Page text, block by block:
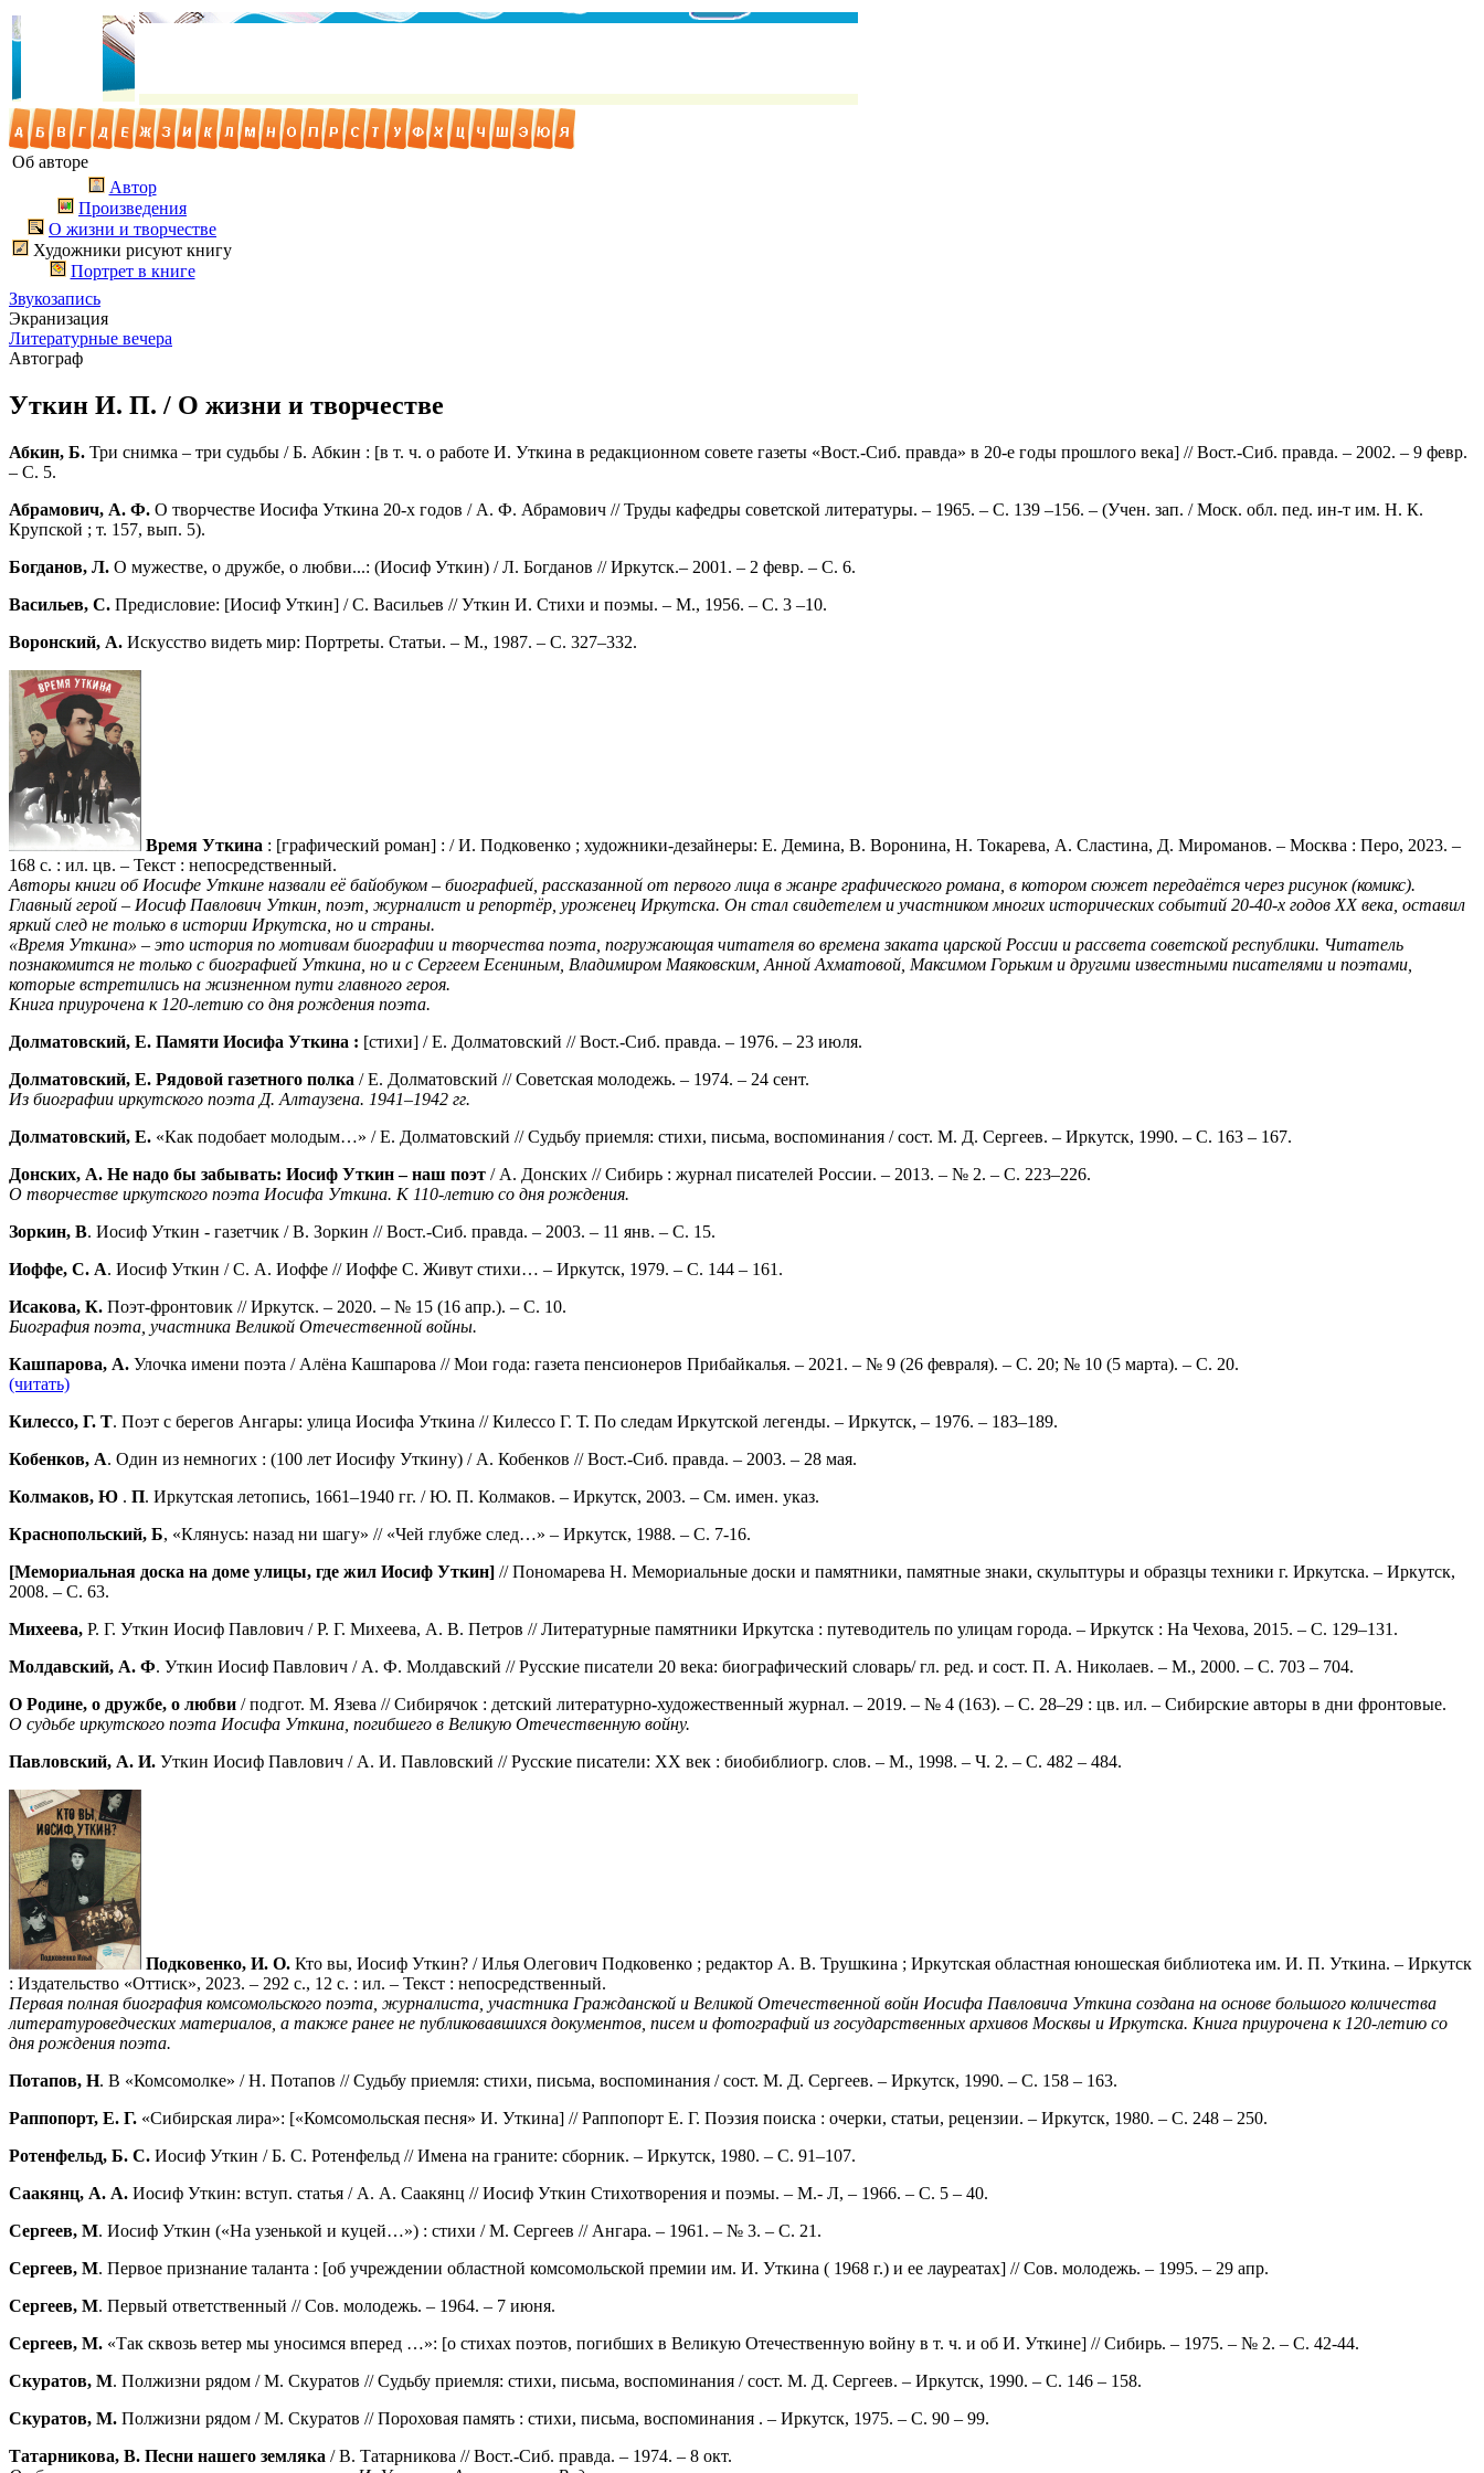
Об авторе
Автор
Произведения
О жизни и творчестве
Художники рисуют книгу
Портрет в книге
Звукозапись
Экранизация
Литературные вечера
Автограф
Уткин И. П. / О жизни и творчестве
Абкин, Б. Три снимка – три судьбы / Б. Абкин : [в т. ч. о работе И. Уткина в редакционном совете газеты «Вост.-Сиб. правда» в 20-е годы прошлого века] // Вост.-Сиб. правда. – 2002. – 9 февр.
– С. 5.
Абрамович, А. Ф. О творчестве Иосифа Уткина 20-х годов / А. Ф. Абрамович // Труды кафедры советской литературы. – 1965. – С. 139 –156. – (Учен. зап. / Моск. обл. пед. ин-т им. Н. К.
Крупской ; т. 157, вып. 5).
Богданов, Л. О мужестве, о дружбе, о любви...: (Иосиф Уткин) / Л. Богданов // Иркутск.– 2001. – 2 февр. – С. 6.
Васильев, С. Предисловие: [Иосиф Уткин] / С. Васильев // Уткин И. Стихи и поэмы. – М., 1956. – С. 3 –10.
Воронский, А. Искусство видеть мир: Портреты. Статьи. – М., 1987. – С. 327–332.
Время Уткина : [графический роман] : / И. Подковенко ; художники-дезайнеры: Е. Демина, В. Воронина, Н. Токарева, А. Сластина, Д. Мироманов. – Москва : Перо, 2023. –
168 с. : ил. цв. – Текст : непосредственный.
Авторы книги об Иосифе Уткине назвали её байобуком – биографией, рассказанной от первого лица в жанре графического романа, в котором сюжет передаётся через рисунок (комикс).
Главный герой – Иосиф Павлович Уткин, поэт, журналист и репортёр, уроженец Иркутска. Он стал свидетелем и участником многих исторических событий 20-40-х годов XXвека, оставил
яркий след не только в истории Иркутска, но и страны.
«Время Уткина» – это история по мотивам биографии и творчества поэта, погружающая читателя во времена заката царской России и рассвета советской республики. Читатель
познакомится не только с биографией Уткина, но и с Сергеем Есениным, Владимиром Маяковским, Анной Ахматовой, Максимом Горьким и другими известными писателями и поэтами,
которые встретились на жизненном пути главного героя.
Книга приурочена к 120-летию со дня рождения поэта.
Долматовский, Е. Памяти Иосифа Уткина : [стихи] / Е. Долматовский // Вост.-Сиб. правда. – 1976. – 23 июля.
Долматовский, Е. Рядовой газетного полка / Е. Долматовский // Советская молодежь. – 1974. – 24 сент.
Из биографии иркутского поэта Д. Алтаузена. 1941–1942 гг.
Долматовский, Е. «Как подобает молодым…» / Е. Долматовский // Судьбу приемля: стихи, письма, воспоминания / сост. М. Д. Сергеев. – Иркутск, 1990. – С. 163 – 167.
Донских, А. Не надо бы забывать: Иосиф Уткин – наш поэт / А. Донских // Сибирь : журнал писателей России. – 2013. – № 2. – С. 223–226.
О творчестве иркутского поэта Иосифа Уткина. К 110-летию со дня рождения.
Зоркин, В. Иосиф Уткин - газетчик / В. Зоркин // Вост.-Сиб. правда. – 2003. – 11 янв. – С. 15.
Иоффе, С. А. Иосиф Уткин / С. А. Иоффе // Иоффе С. Живут стихи… – Иркутск, 1979. – С. 144 – 161.
Исакова, К. Поэт-фронтовик // Иркутск. – 2020. – № 15 (16 апр.). – С. 10.
Биография поэта, участника Великой Отечественной войны.
Кашпарова, А. Улочка имени поэта / Алёна Кашпарова // Мои года: газета пенсионеров Прибайкалья. – 2021. – № 9 (26 февраля). – С. 20; № 10 (5 марта). – С. 20.
(читать)
Килессо, Г. Т. Поэт с берегов Ангары: улица Иосифа Уткина // Килессо Г. Т. По следам Иркутской легенды. – Иркутск, – 1976. – 183–189.
Кобенков, А. Один из немногих : (100 лет Иосифу Уткину) / А. Кобенков // Вост.-Сиб. правда. – 2003. – 28 мая.
Колмаков, Ю . П. Иркутская летопись, 1661–1940 гг. / Ю. П. Колмаков. – Иркутск, 2003. – См. имен. указ.
Краснопольский, Б, «Клянусь: назад ни шагу» // «Чей глубже след…» – Иркутск, 1988. – С. 7-16.
[Мемориальная доска на доме улицы, где жил Иосиф Уткин] // Пономарева Н. Мемориальные доски и памятники, памятные знаки, скульптуры и образцы техники г. Иркутска. – Иркутск,
2008. – С. 63.
Михеева, Р. Г. Уткин Иосиф Павлович / Р. Г. Михеева, А. В. Петров // Литературные памятники Иркутска : путеводитель по улицам города. – Иркутск : На Чехова, 2015. – С. 129–131.
Молдавский, А. Ф. Уткин Иосиф Павлович / А. Ф. Молдавский // Русские писатели 20 века: биографический словарь/ гл. ред. и сост. П. А. Николаев. – М., 2000. – С. 703 – 704.
О Родине, о дружбе, о любви / подгот. М. Язева // Сибирячок : детский литературно-художественный журнал. – 2019. – № 4 (163). – С. 28–29 : цв. ил. – Сибирские авторы в дни фронтовые.
О судьбе иркутского поэта Иосифа Уткина, погибшего в Великую Отечественную войну.
Павловский, А. И. Уткин Иосиф Павлович / А. И. Павловский // Русские писатели: XX век : биобиблиогр. слов. – М., 1998. – Ч. 2. – С. 482 – 484.
Подковенко, И. О. Кто вы, Иосиф Уткин? / Илья Олегович Подковенко ; редактор А. В. Трушкина ; Иркутская областная юношеская библиотека им. И. П. Уткина. – Иркутск
: Издательство «Оттиск», 2023. – 292 с., 12 с. : ил. – Текст : непосредственный.
Первая полная биография комсомольского поэта, журналиста, участника Гражданской и Великой Отечественной войн Иосифа Павловича Уткина создана на основе большого количества
литературоведческих материалов, а также ранее не публиковавшихся документов, писем и фотографий из государственных архивов Москвы и Иркутска. Книга приурочена к 120-летию со
дня рождения поэта.
Потапов, Н. В «Комсомолке» / Н. Потапов // Судьбу приемля: стихи, письма, воспоминания / сост. М. Д. Сергеев. – Иркутск, 1990. – С. 158 – 163.
Раппопорт, Е. Г. «Сибирская лира»: [«Комсомольская песня» И. Уткина] // Раппопорт Е. Г. Поэзия поиска : очерки, статьи, рецензии. – Иркутск, 1980. – С. 248 – 250.
Ротенфельд, Б. С. Иосиф Уткин / Б. С. Ротенфельд // Имена на граните: сборник. – Иркутск, 1980. – С. 91–107.
Саакянц, А. А. Иосиф Уткин: вступ. статья / А. А. Саакянц // Иосиф Уткин Стихотворения и поэмы. – М.- Л, – 1966. – С. 5 – 40.
Сергеев, М. Иосиф Уткин («На узенькой и куцей…») : стихи / М. Сергеев // Ангара. – 1961. – № 3. – С. 21.
Сергеев, М. Первое признание таланта : [об учреждении областной комсомольской премии им. И. Уткина ( 1968 г.) и ее лауреатах] // Сов. молодежь. – 1995. – 29 апр.
Сергеев, М. Первый ответственный // Сов. молодежь. – 1964. – 7 июня.
Сергеев, М. «Так сквозь ветер мы уносимся вперед …»: [о стихах поэтов, погибших в Великую Отечественную войну в т. ч. и об И. Уткине] // Сибирь. – 1975. – № 2. – С. 42-44.
Скуратов, М. Полжизни рядом / М. Скуратов // Судьбу приемля: стихи, письма, воспоминания / сост. М. Д. Сергеев. – Иркутск, 1990. – С. 146 – 158.
Скуратов, М. Полжизни рядом / М. Скуратов // Пороховая память : стихи, письма, воспоминания . – Иркутск, 1975. – С. 90 – 99.
Татарникова, В. Песни нашего земляка / В. Татарникова // Вост.-Сиб. правда. – 1974. – 8 окт.